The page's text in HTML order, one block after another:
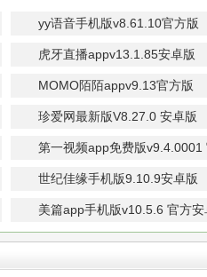
yy语音手机版v8.61.10官方版
虎牙直播appv13.1.85安卓版
MOMO陌陌appv9.13官方版
珍爱网最新版V8.27.0 安卓版
第一视频app免费版v9.4.0001
世纪佳缘手机版9.10.9安卓版
美篇app手机版v10.5.6 官方安